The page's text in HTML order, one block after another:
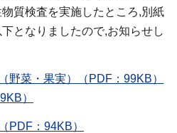
質検査を実施したところ,別紙
となりましたので,お知らせし
（野菜・果実）（PDF：99KB）
）
PDF：94KB）